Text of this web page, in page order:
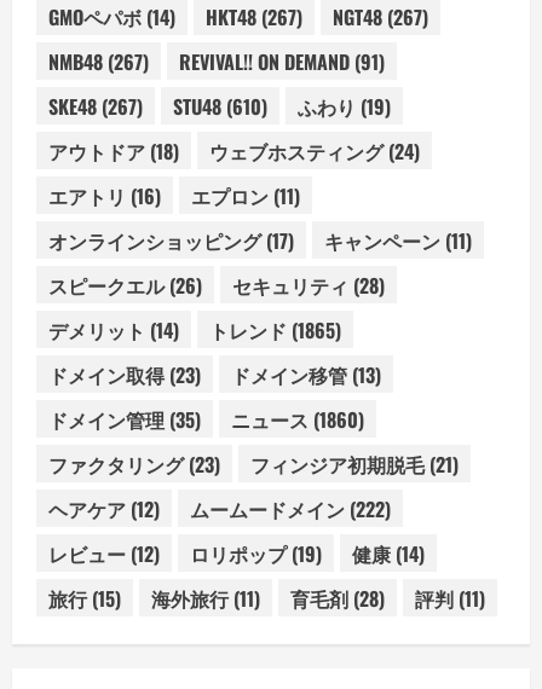
GMOペパボ (14) HKT48 (267) NGT48 (267)
NMB48 (267) REVIVAL!! ON DEMAND (91)
SKE48 (267) STU48 (610) ふわり (19)
アウトドア (18) ウェブホスティング(24)
エアトリ (16) エプロン (11)
オンラインショッピング(17) キャンペーン (11)
スピークエル(26) セキュリティ (28)
デメリット (14) トレンド (1865)
ドメイン取得(23) ドメイン移管 (13)
ドメイン管理 (35) ニュース (1860)
ファクタリング(23) フィンジア初期脱毛(21)
ヘアケア (12) ムームードメイン (222)
レビュー (12) ロリポップ(19) 健康 (14)
旅行(15) 海外旅行(11) 育毛剤 (28) 評判 (11)